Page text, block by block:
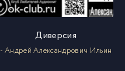
Диверсия
- Андрей Александрович Ильин